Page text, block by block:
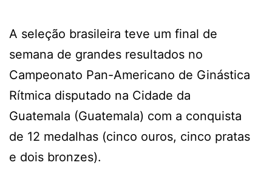
A seleção brasileira teve um final de
semana de grandes resultados no
Campeonato Pan-Americano de Ginástica
Rítmica disputado na Cidade da
Guatemala (Guatemala) com a conquista
de 12 medalhas (cinco ouros, cinco pratas
e dois bronzes).